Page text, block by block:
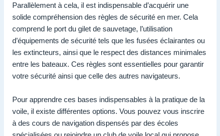
Parallèlement à cela, il est indispensable d’acquérir une
solide compréhension des règles de sécurité en mer. Cela
comprend le port du gilet de sauvetage, l’utilisation
d’équipements de sécurité tels que les fusées éclairantes ou
les extincteurs, ainsi que le respect des distances minimales
entre les bateaux. Ces règles sont essentielles pour garantir
votre sécurité ainsi que celle des autres navigateurs.
Pour apprendre ces bases indispensables à la pratique de la
voile, il existe différentes options. Vous pouvez vous inscrire
à des cours de navigation dispensés par des écoles